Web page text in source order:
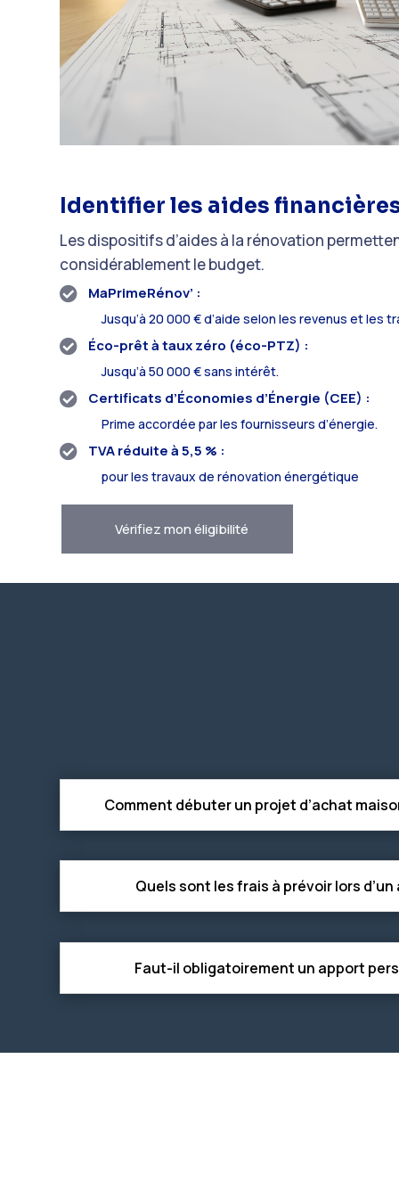
Identifier les aides
Les dispositifs d’aides à la rénovation
considérablement le budget.
 MaPrimeRénov’ :
Jusqu’à 20 000 € d’aide selon les revenus et les
 Éco-prêt à taux zéro (éco-PTZ) :
Jusqu’à 50 000 € sans intérêt.
 Certificats d’Économies d’Énergie (CEE) :
Prime accordée par les fournisseurs d’énergie.
 TVA réduite à 5,5 % :
pour les travaux de rénovation énergétique
Vérifiez mon éligibilité
Comment débuter un projet d’achat
Quels sont les frais à prévoir lors d’un
Faut-il obligatoirement un apport